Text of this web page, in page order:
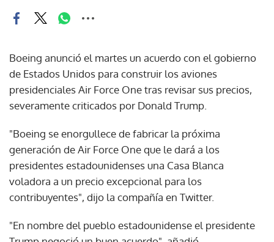
Boeing anunció el martes un acuerdo con el gobierno
de Estados Unidos para construir los aviones
presidenciales Air Force One tras revisar sus precios,
severamente criticados por Donald Trump.
"Boeing se enorgullece de fabricar la próxima
generación de Air Force One que le dará a los
presidentes estadounidenses una Casa Blanca
voladora a un precio excepcional para los
contribuyentes", dijo la compañía en Twitter.
"En nombre del pueblo estadounidense el presidente